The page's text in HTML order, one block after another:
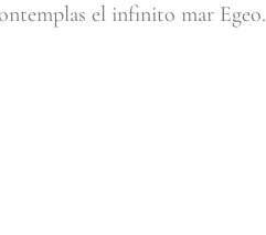
el infinito mar Egeo.